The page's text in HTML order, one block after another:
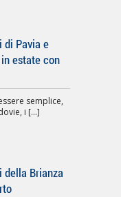
di Pavia e
estate con
semplice,
i [...]
della Brianza